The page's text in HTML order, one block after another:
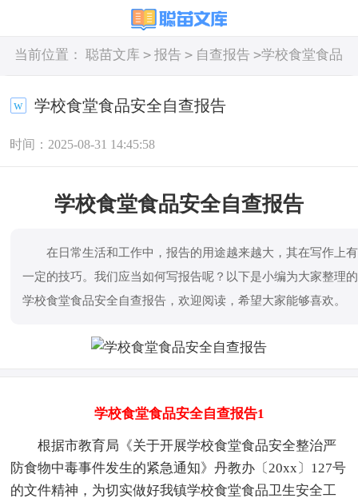
当前位置： 聪苗文库 > 报告 > 自查报告 >学校食堂食品
学校食堂食品安全自查报告
时间：2025-08-31 14:45:58
学校食堂食品安全自查报告
在日常生活和工作中，报告的用途越来越大，其在写作上有
一定的技巧。我们应当如何写报告呢？以下是小编为大家整理的
学校食堂食品安全自查报告，欢迎阅读，希望大家能够喜欢。
学校食堂食品安全自查报告1
根据市教育局《关于开展学校食堂食品安全整治严
防食物中毒事件发生的紧急通知》丹教办〔20xx〕127号
的文件精神，为切实做好我镇学校食堂食品卫生安全工